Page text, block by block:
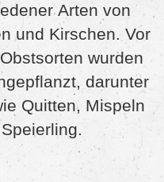
Arten von
und Kirschen. Vor
wurden
darunter
Quitten, Mispeln